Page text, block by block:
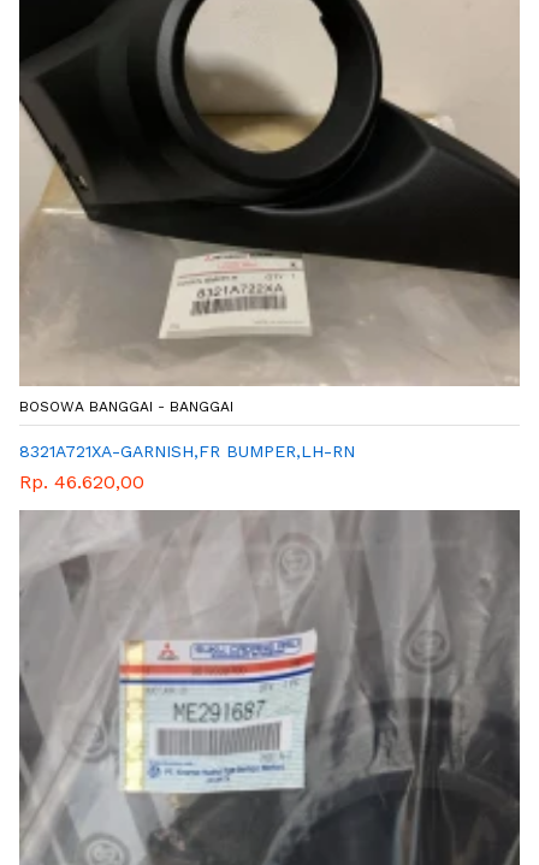
BOSOWA BANGGAI - BANGGAI
8321A721XA-GARNISH,FR BUMPER,LH-RN
Rp. 46.620,00